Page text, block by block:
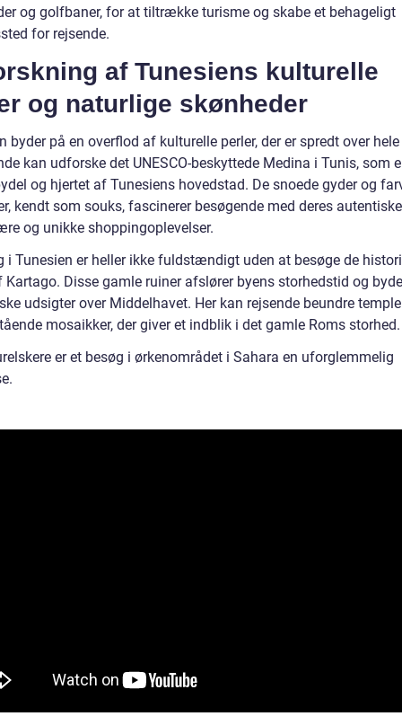
og golfbaner, for at tiltrække turisme og skabe et behageligt
for rejsende.
af Tunesiens kulturelle
og naturlige skønheder
byder på en overflod af kulturelle perler, der er spredt over
kan udforske det UNESCO-beskyttede Medina i Tunis, som
og hjertet af Tunesiens hovedstad. De snoede gyder og
kendt som souks, fascinerer besøgende med deres autentiske
og unikke shoppingoplevelser.
i Tunesien er heller ikke fuldstændigt uden at besøge de
Kartago. Disse gamle ruiner afslører byens storhedstid og
udsigter over Middelhavet. Her kan rejsende beundre
mosaikker, der giver et indblik i det gamle Roms storhed.
er et besøg i ørkenområdet i Sahara en uforglemmelig